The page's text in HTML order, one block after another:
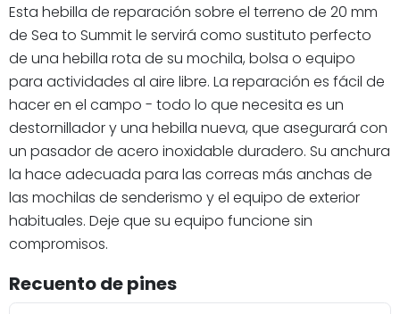
Esta hebilla de reparación sobre el terreno de 20 mm
de Sea to Summit le servirá como sustituto perfecto
de una hebilla rota de su mochila, bolsa o equipo
para actividades al aire libre. La reparación es fácil de
hacer en el campo - todo lo que necesita es un
destornillador y una hebilla nueva, que asegurará con
un pasador de acero inoxidable duradero. Su anchura
la hace adecuada para las correas más anchas de
las mochilas de senderismo y el equipo de exterior
habituales. Deje que su equipo funcione sin
compromisos.
Recuento de pines